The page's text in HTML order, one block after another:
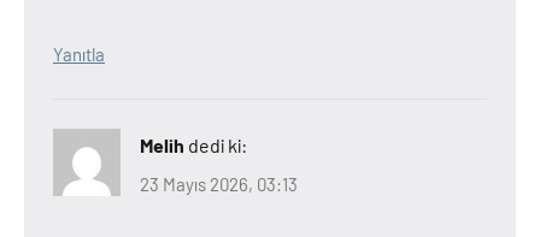
Yanıtla
Melih dedi ki:
23 Mayıs 2026, 03:13